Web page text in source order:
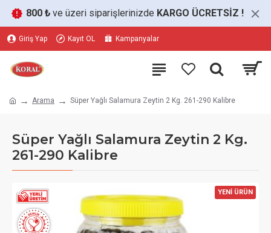
800 ₺ve üzeri siparişlerinizde KARGO ÜCRETSİZ !
Giriş Yap Kayıt OL Kampanyalar
Arama Süper Yağlı Salamura Zeytin 2 Kg. 261-290 Kalibre
Süper Yağlı Salamura Zeytin 2 Kg.
261-290 Kalibre
YENİ ÜRÜN